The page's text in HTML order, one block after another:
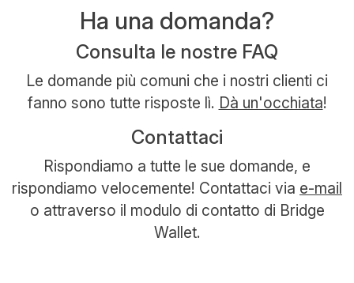
Ha una domanda?
Consulta le nostre FAQ
Le domande più comuni che i nostri clienti ci
fanno sono tutte risposte lì. Dà un'occhiata!
Contattaci
Rispondiamo a tutte le sue domande, e
rispondiamo velocemente! Contattaci via e-mail
o attraverso il modulo di contatto di Bridge
Wallet.